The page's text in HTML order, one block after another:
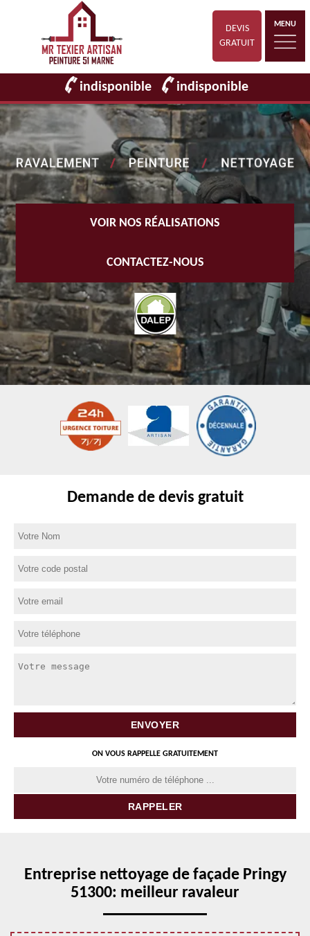
DEVIS
GRATUIT
MENU
indisponible indisponible
VOIR NOS RÉALISATIONS
CONTACTEZ-NOUS
Demande de devis gratuit
ON VOUS RAPPELLE GRATUITEMENT
Entreprise nettoyage de façade Pringy
51300: meilleur ravaleur